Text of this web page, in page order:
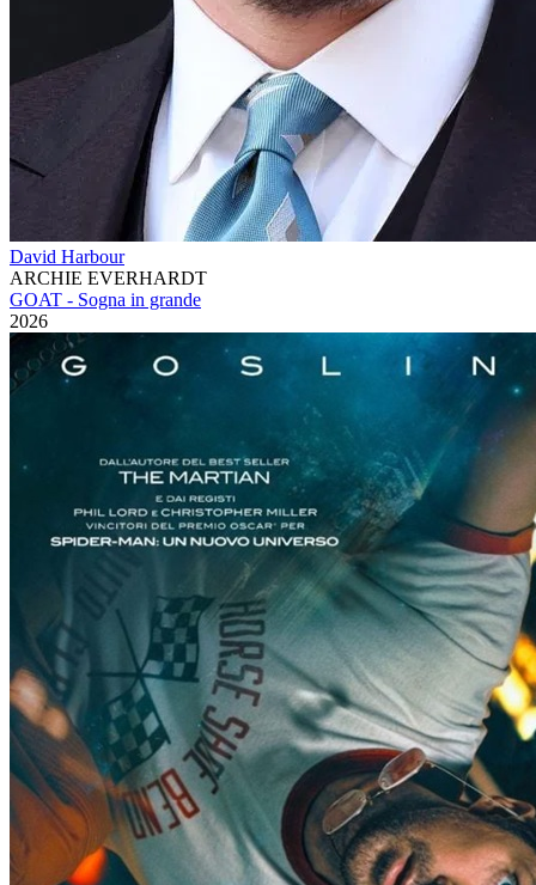
David Harbour
ARCHIE EVERHARDT
GOAT - Sogna in grande
2026